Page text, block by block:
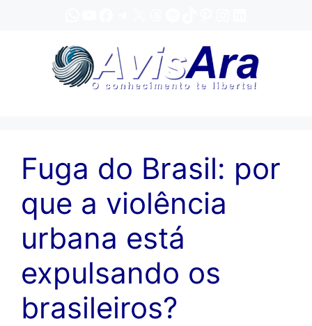
Fuga do Brasil: por
que a violência
urbana está
expulsando os
brasileiros?